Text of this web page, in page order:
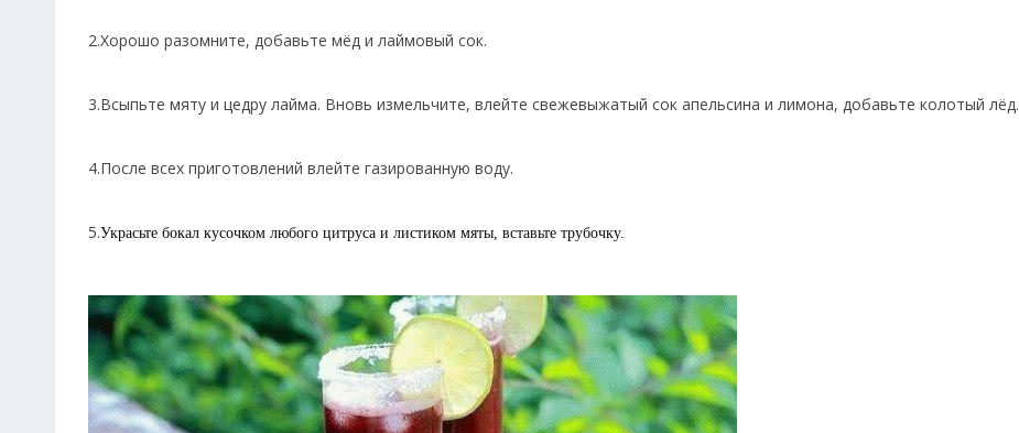
2.Хорошо разомните, добавьте мёд и лаймовый сок.
3.Всыпьте мяту и цедру лайма. Вновь измельчите, влейте свежевыжатый сок апельсина и лимона, добавьте колотый лёд.
4.После всех приготовлений влейте газированную воду.
5.Украсьте бокал кусочком любого цитруса и листиком мяты, вставьте трубочку.